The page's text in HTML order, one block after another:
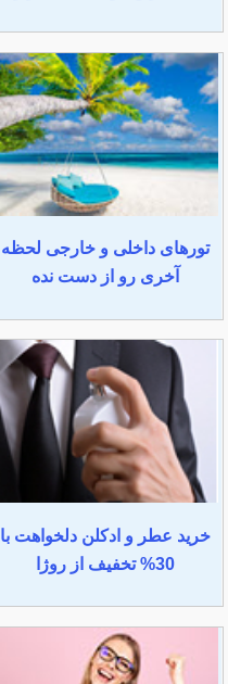
تورهای داخلی و خارجی لحظه
آخری رو از دست نده
خرید عطر و ادکلن دلخواهت با
30% تخفیف از روژا